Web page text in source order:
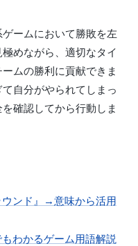
ゲームにおいて勝敗を左
めながら、適切なタイ
ムの勝利に貢献できま
自分がやられてしまっ
確認してから行動しま
ンド』→意味から活用
わかるゲーム用語解説